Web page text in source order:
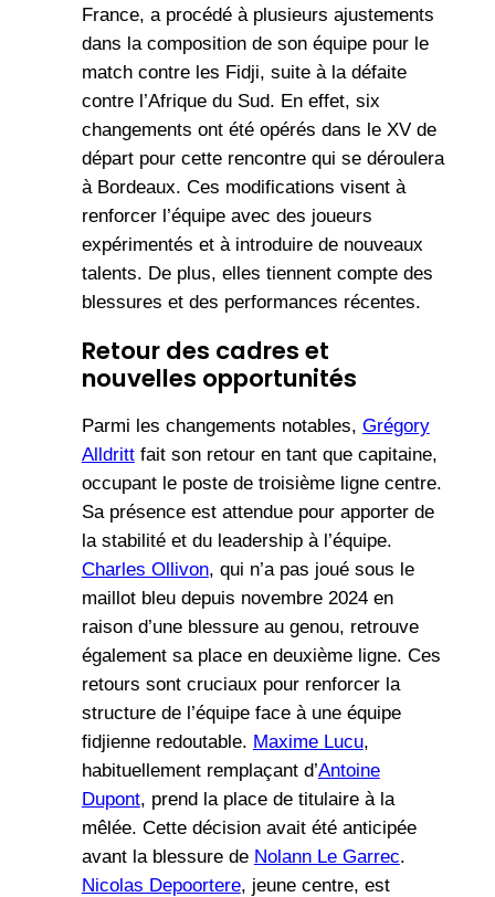
France, a procédé à plusieurs ajustements
dans la composition de son équipe pour le
match contre les Fidji, suite à la défaite
contre l’Afrique du Sud. En effet, six
changements ont été opérés dans le XV de
départ pour cette rencontre qui se déroulera
à Bordeaux. Ces modifications visent à
renforcer l’équipe avec des joueurs
expérimentés et à introduire de nouveaux
talents. De plus, elles tiennent compte des
blessures et des performances récentes.
Retour des cadres et
nouvelles opportunités
Parmi les changements notables, Grégory
Alldrittfait son retour en tant que capitaine,
occupant le poste de troisième ligne centre.
Sa présence est attendue pour apporter de
la stabilité et du leadership à l’équipe.
Charles Ollivon, qui n’a pas joué sous le
maillot bleu depuis novembre 2024 en
raison d’une blessure au genou, retrouve
également sa place en deuxième ligne. Ces
retours sont cruciaux pour renforcer la
structure de l’équipe face à une équipe
fidjienne redoutable. Maxime Lucu,
habituellement remplaçant d’Antoine
Dupont, prend la place de titulaire à la
mêlée. Cette décision avait été anticipée
avant la blessure de Nolann Le Garrec.
Nicolas Depoortere, jeune centre, est